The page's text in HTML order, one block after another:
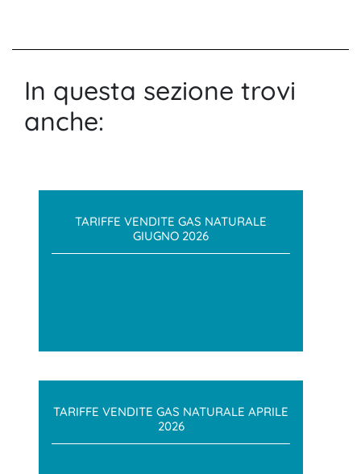
In questa sezione trovi
anche:
TARIFFE VENDITE GAS NATURALE
GIUGNO 2026
TARIFFE VENDITE GAS NATURALE APRILE
2026